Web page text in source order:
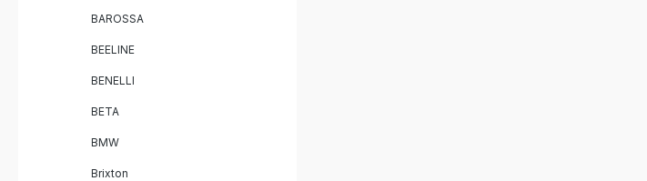
BAROSSA
BEELINE
BENELLI
BETA
BMW
Brixton